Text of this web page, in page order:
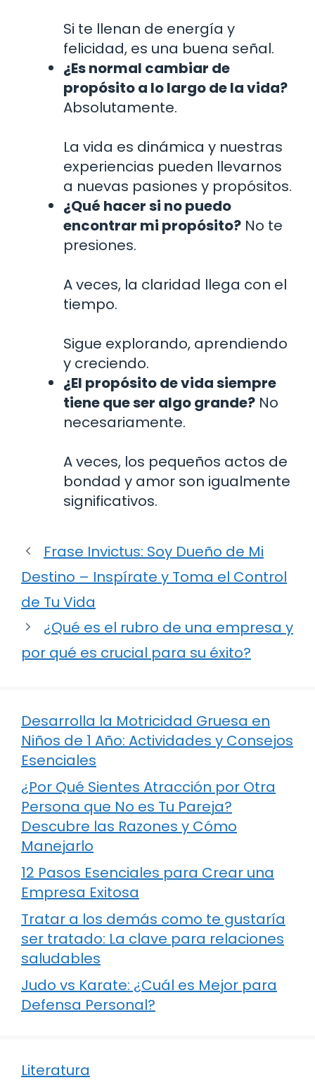
Si te llenan de energía y
felicidad, es una buena señal.
¿Es normal cambiar de
propósito a lo largo de la vida?
Absolutamente.
La vida es dinámica y nuestras
experiencias pueden llevarnos
a nuevas pasiones y propósitos.
¿Qué hacer si no puedo
encontrar mi propósito? No te
presiones.
A veces, la claridad llega con el
tiempo.
Sigue explorando, aprendiendo
y creciendo.
¿El propósito de vida siempre
tiene que ser algo grande? No
necesariamente.
A veces, los pequeños actos de
bondad y amor son igualmente
significativos.
Frase Invictus: Soy Dueño de Mi
Destino – Inspírate y Toma el Control
de Tu Vida
¿Qué es el rubro de una empresa y
por qué es crucial para su éxito?
Desarrolla la Motricidad Gruesa en
Niños de 1 Año: Actividades y Consejos
Esenciales
¿Por Qué Sientes Atracción por Otra
Persona que No es Tu Pareja?
Descubre las Razones y Cómo
Manejarlo
12 Pasos Esenciales para Crear una
Empresa Exitosa
Tratar a los demás como te gustaría
ser tratado: La clave para relaciones
saludables
Judo vs Karate: ¿Cuál es Mejor para
Defensa Personal?
Literatura